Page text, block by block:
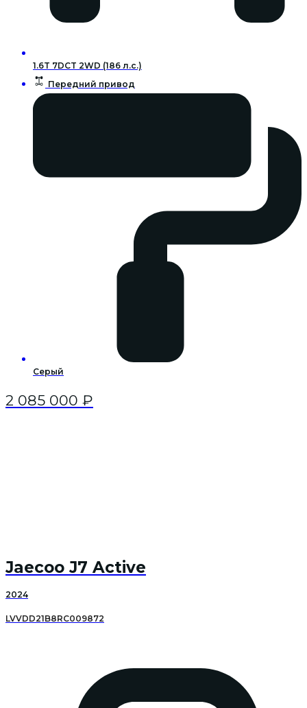
1.6T 7DCT 2WD (186 л.с.)
Передний привод
Серый
2 085 000 ₽
Jaecoo J7 Active
2024
LVVDD21B8RC009872